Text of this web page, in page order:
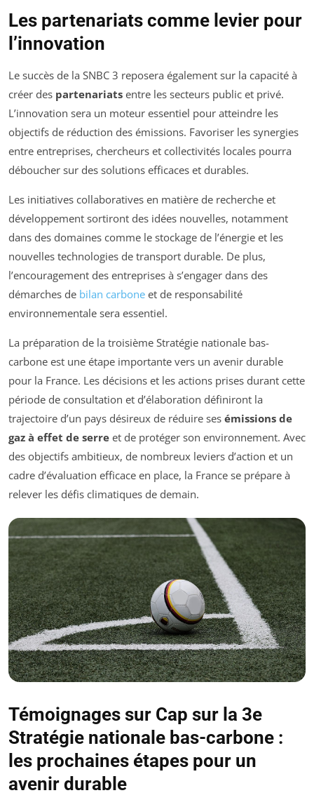
Les partenariats comme levier pour
l’innovation
Le succès de la SNBC 3 reposera également sur la capacité à
créer des partenariats entre les secteurs public et privé.
L’innovation sera un moteur essentiel pour atteindre les
objectifs de réduction des émissions. Favoriser les synergies
entre entreprises, chercheurs et collectivités locales pourra
déboucher sur des solutions efficaces et durables.
Les initiatives collaboratives en matière de recherche et
développement sortiront des idées nouvelles, notamment
dans des domaines comme le stockage de l’énergie et les
nouvelles technologies de transport durable. De plus,
l’encouragement des entreprises à s’engager dans des
démarches de bilan carbone et de responsabilité
environnementale sera essentiel.
La préparation de la troisième Stratégie nationale bas-
carbone est une étape importante vers un avenir durable
pour la France. Les décisions et les actions prises durant cette
période de consultation et d’élaboration définiront la
trajectoire d’un pays désireux de réduire ses émissions de
gaz à effet de serre et de protéger son environnement. Avec
des objectifs ambitieux, de nombreux leviers d’action et un
cadre d’évaluation efficace en place, la France se prépare à
relever les défis climatiques de demain.
Témoignages sur Cap sur la 3e
Stratégie nationale bas-carbone :
les prochaines étapes pour un
avenir durable